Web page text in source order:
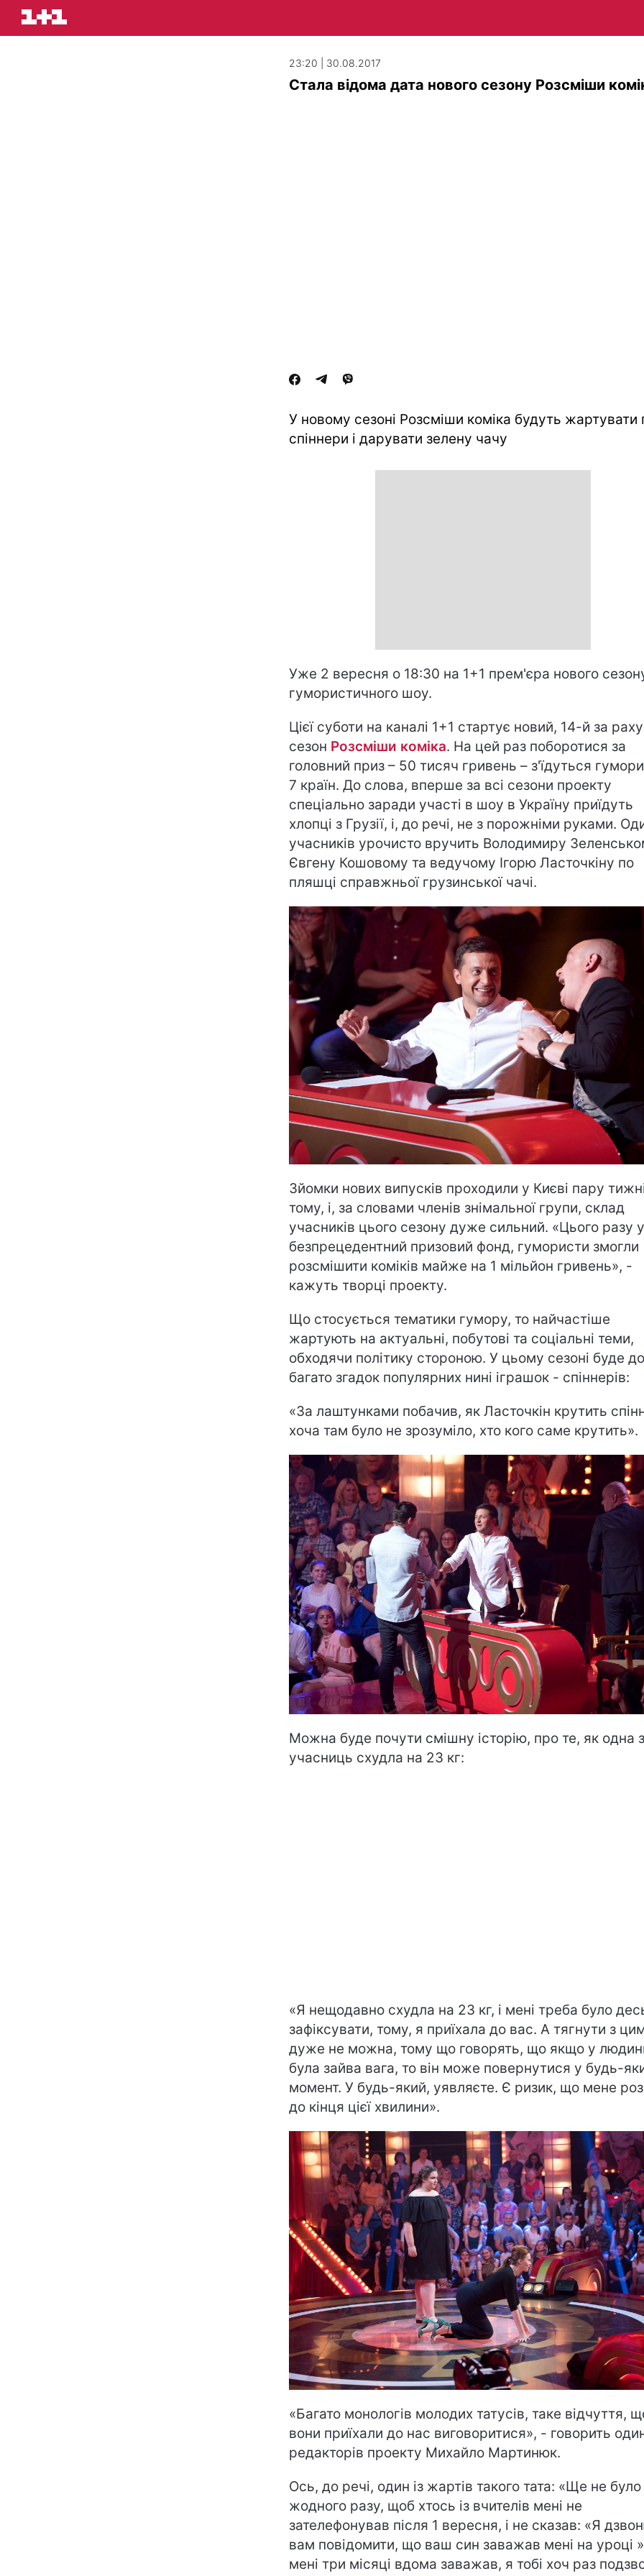
23:20 | 30.08.2017
Стала відома дата нового сезону Розсміши
У новому сезоні Розсміши коміка будуть жартувати
спіннери і дарувати зелену чачу
Уже 2 вересня о 18:30 на 1+1 прем'єра нового
гумористичного шоу.
Цієї суботи на каналі 1+1 стартує новий, 14-й за
сезон Розсміши коміка. На цей раз поборотися за
головний приз – 50 тисяч гривень – з'їдуться
7 країн. До слова, вперше за всі сезони проекту
спеціально заради участі в шоу в Україну приїдуть
хлопці з Грузії, і, до речі, не з порожніми руками.
учасників урочисто вручить Володимиру
Євгену Кошовому та ведучому Ігорю Ласточкіну по
пляшці справжньої грузинської чачі.
Зйомки нових випусків проходили у Києві пару
тому, і, за словами членів знімальної групи, склад
учасників цього сезону дуже сильний. «Цього разу
безпрецедентний призовий фонд, гумористи змогли
розсмішити коміків майже на 1 мільйон гривень», -
кажуть творці проекту.
Що стосується тематики гумору, то найчастіше
жартують на актуальні, побутові та соціальні теми,
обходячи політику стороною. У цьому сезоні буде
багато згадок популярних нині іграшок - спіннерів:
«За лаштунками побачив, як Ласточкін крутить
хоча там було не зрозуміло, хто кого саме крутить».
Можна буде почути смішну історію, про те, як одна з
учасниць схудла на 23 кг:
«Я нещодавно схудла на 23 кг, і мені треба було
зафіксувати, тому, я приїхала до вас. А тягнути з
дуже не можна, тому що говорять, що якщо у
була зайва вага, то він може повернутися у будь-
момент. У будь-який, уявляєте. Є ризик, що мене
до кінця цієї хвилини».
«Багато монологів молодих татусів, таке відчуття,
вони приїхали до нас виговоритися», - говорить
редакторів проекту Михайло Мартинюк.
Ось, до речі, один із жартів такого тата: «Ще не було
жодного разу, щоб хтось із вчителів мені не
зателефонував після 1 вересня, і не сказав: «Я
вам повідомити, що ваш син заважав мені на уроці
мені три місяці вдома заважав, я тобі хоч раз